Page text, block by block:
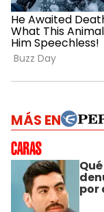
MÁS EN
por